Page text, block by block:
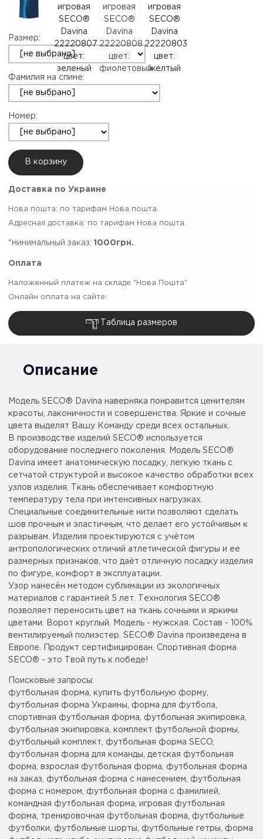
Размер:
Фамилия на спине:
Номер:
В корзину
Доставка по Украине
Нова пошта: по тарифам Нова пошта.
Адресная доставка: по тарифам Нова пошта.
*минимальный заказ: 1000грн.
Оплата
Наложенный платеж на складе "Нова Пошта"
Онлайн оплата на сайте:
Таблица размеров
Описание
Модель SECO® Davina наверняка понравится ценителям
красоты, лаконичности и совершенства. Яркие и сочные
цвета выделят Вашу Команду среди всех остальных.
В производстве изделий SECO® используется
оборудование последнего поколения. Модель SECO®
Davina имеет анатомическую посадку, легкую ткань с
сетчатой структурой и высокое качество обработки всех
узлов изделия. Ткань обеспечивает комфортную
температуру тела при интенсивных нагрузках.
Специальные соединительные нити позволяют сделать
шов прочным и эластичным, что делает его устойчивым к
разрывам. Изделия проектируются с учётом
антропологических отличий атлетической фигуры и ее
размерных признаков, что даёт отличную посадку изделия
по фигуре, комфорт в эксплуатации.
Узор нанесён методом сублимации из экологичных
материалов с гарантией 5 лет. Технология SECO®
позволяет переносить цвет на ткань сочными и яркими
цветами. Ворот круглый. Модель - мужская. Состав - 100%
вентилируемый полиэстер. SECO® Davina произведена в
Европе. Продукт сертифицирован. Спортивная форма
SECO® - это Твой путь к победе!
Поисковые запросы:
футбольная форма, купить футбольную форму,
футбольная форма Украины, форма для футбола,
спортивная футбольная форма, футбольная экипировка,
футбольная экипировка, комплект футбольной формы,
футбольный комплект, футбольная форма SECO,
футбольная форма для команды, детская футбольная
форма, взрослая футбольная форма, футбольная форма
на заказ, футбольная форма с нанесением, футбольная
форма с номером, футбольная форма с фамилией,
командная футбольная форма, игровая футбольная
форма, тренировочная футбольная форма, футбольные
футболки, футбольные шорты, футбольные гетры, форма